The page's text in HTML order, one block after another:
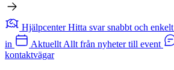
Hjälpcenter Hitta svar snabbt och enkelt
in
Aktuellt Allt från nyheter till event
kontaktvägar